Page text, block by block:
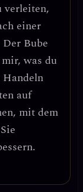
verleiten,
einer
Bube
was du
Handeln
auf
mit dem